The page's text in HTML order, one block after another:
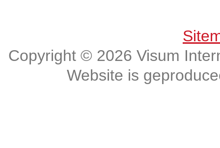
Copyright © 2026 Visum
Website is